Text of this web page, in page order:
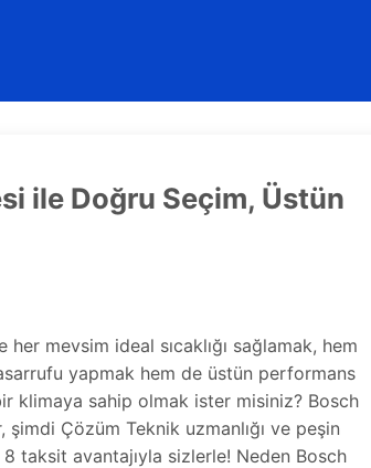
ile Doğru Seçim, Üstün
her mevsim ideal sıcaklığı sağlamak, hem
yapmak hem de üstün performans
klimaya sahip olmak ister misiniz? Bosch
şimdi Çözüm Teknik uzmanlığı ve peşin
8 taksit avantajıyla sizlerle! Neden Bosch